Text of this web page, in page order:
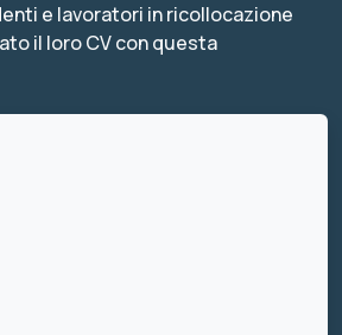
e lavoratori in ricollocazione
il loro CV con questa